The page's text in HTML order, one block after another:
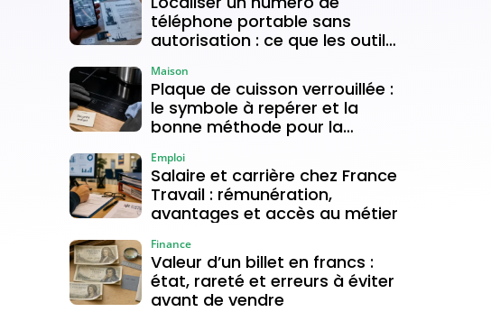
téléphone portable sans
autorisation : ce que les outils
Plaque de cuisson verrouillée :
le symbole à repérer et la
bonne méthode pour la
Maison
Salaire et carrière chez France
Travail : rémunération,
avantages et accès au métier
Emploi
Valeur d’un billet en francs :
état, rareté et erreurs à éviter
avant de vendre
Finance